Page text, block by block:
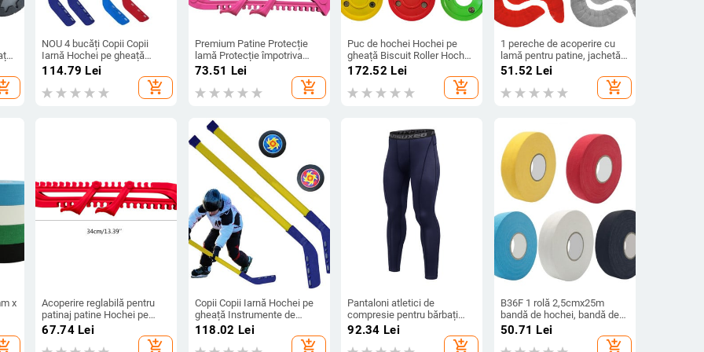
NOU 4 bucăți Copii Copii
Iarnă Hochei pe gheață
Instrumente de antrenament
ABS 2xSticks 2xBall Jucărie
pentru sporturi de iarnă Se
potrivește pentru 3-12 ani
114.79 Lei
add_shopping_cart
Premium Patine Protecție
lamă Protecție împotriva
gheții Accesorii pentru husa
73.51 Lei
add_shopping_cart
Puc de hochei Hochei pe
gheață Biscuit Roller Hochei
pe gheață Puck de
antrenament Hochei Mingi
de antrenament
Echipamente de pucuri de
172.52 Lei
add_shopping_cart
1 pereche de acoperire cu
lamă pentru patine, jachetă,
apărătorie, adulți, copii,
hochei artistic, patine pentru
patinaj pe gheață
51.52 Lei
add_shopping_cart
x
Acoperire reglabilă pentru
patinaj patine Hochei pe
gheață Apărătoare pentru
lame Huse de protecție
67.74Lei
add_shopping_cart
Copii Copii Iarnă Hochei pe
gheață Instrumente de
antrenament Plastic
2xSticks 2xBall Jucărie
118.02 Lei
add_shopping_cart
Pantaloni atletici de
compresie pentru bărbați
Performanță sportivă Active
Cool Fotbal Genunchiere cu
92.34 Lei
add_shopping_cart
B36F 1 rolă 2,5cmx25m
bandă de hochei, bandă de
prindere pentru hochei pe
gheață sport Pânză anti-
50.71 Lei
add_shopping_cart